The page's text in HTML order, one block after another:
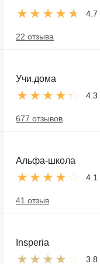
4.7
22 отзыва
Учи.дома
4.3
677 отзывов
Альфа-школа
4.1
41 отзыв
Insperia
3.8